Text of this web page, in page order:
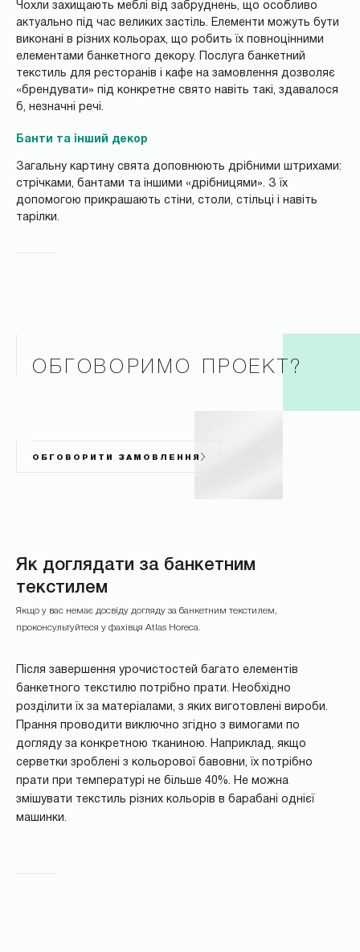
Чохли захищають меблі від забруднень, що особливо
актуально під час великих застіль. Елементи можуть бути
виконані в різних кольорах, що робить їх повноцінними
елементами банкетного декору. Послуга банкетний
текстиль для ресторанів і кафе на замовлення дозволяє
«брендувати» під конкретне свято навіть такі, здавалося
б, незначні речі.
Банти та інший декор
Загальну картину свята доповнюють дрібними штрихами:
стрічками, бантами та іншими «дрібницями». З їх
допомогою прикрашають стіни, столи, стільці і навіть
тарілки.
ОБГОВОРИМО ПРОЕКТ?
ОБГОВОРИТИ ЗАМОВЛЕННЯ
Як доглядати за банкетним
текстилем
Якщо у вас немає досвіду догляду за банкетним текстилем,
проконсультуйтеся у фахівця Atlas Horeca.
Після завершення урочистостей багато елементів
банкетного текстилю потрібно прати. Необхідно
розділити їх за матеріалами, з яких виготовлені вироби.
Прання проводити виключно згідно з вимогами по
догляду за конкретною тканиною. Наприклад, якщо
серветки зроблені з кольорової бавовни, їх потрібно
прати при температурі не більше 40%. Не можна
змішувати текстиль різних кольорів в барабані однієї
машинки.